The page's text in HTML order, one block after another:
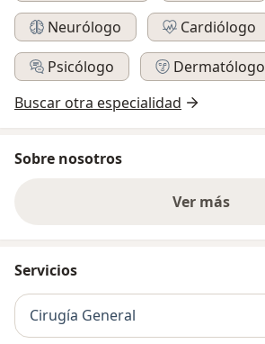
Neurólogo
Cardiólogo
Psicólogo
Dermatólogo
Buscar otra especialidad
Sobre nosotros
Ver más
Servicios
Cirugía General